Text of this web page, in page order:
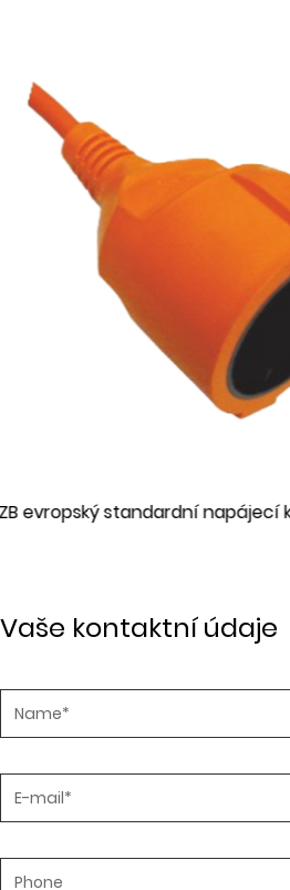
Standardní napájecí
Vaše kontaktní údaje